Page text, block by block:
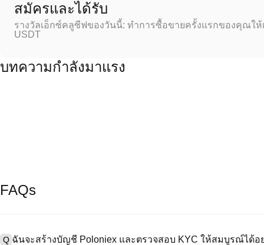
สมัครและได้รับ
รางวัลเอ็กซ์คลูซีฟของวันนี้: ทำการซื้อขายครั้งแรกของคุณใ
USDT
บทความกำลังมาแรง
FAQs
Q ฉันจะสร้างบัญชี Poloniex และตรวจสอบ KYC ให้สมบูรณ์ได้อ